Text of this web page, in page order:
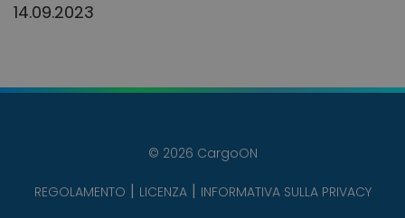
14.09.2023
© 2026 CargoON
REGOLAMENTO LICENZA INFORMATIVA SULLA PRIVACY